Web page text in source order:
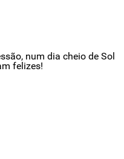
num dia cheio de Sol
felizes!